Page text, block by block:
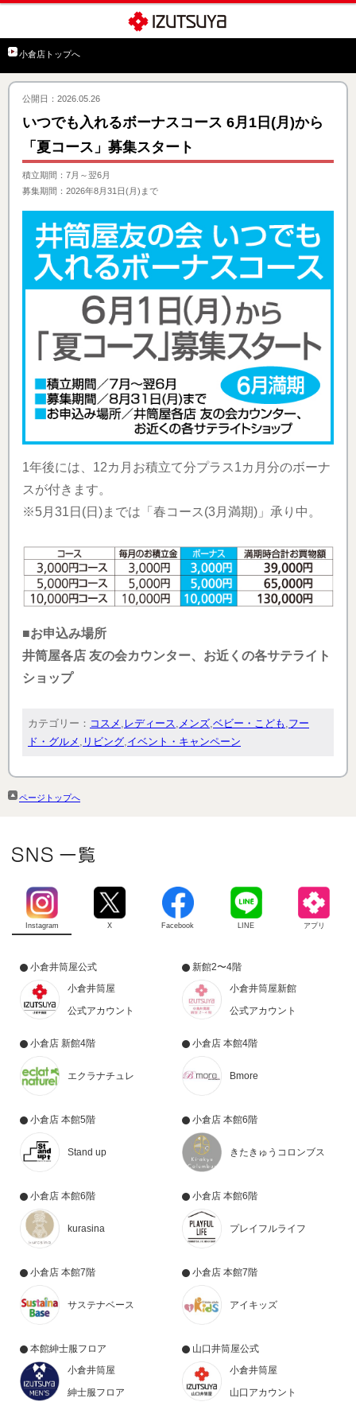
小倉店トップへ
公開日：2026.05.26
いつでも入れるボーナスコース 6月1日(月)から
「夏コース」募集スタート
積立期間：7月～翌6月
募集期間：2026年8月31日(月)まで
1年後には、12カ月お積立て分プラス1カ月分のボーナ
スが付きます。
※5月31日(日)までは「春コース(3月満期)」承り中。
■お申込み場所
井筒屋各店 友の会カウンター、お近くの各サテライト
ショップ
カテゴリー： コスメ , レディース, メンズ,ベビー・こども ,フー
ド・グルメ , リビング,イベント・キャンペーン
ページトップへ
Instagram X Facebook LINE アプリ
小倉井筒屋公式
小倉井筒屋
公式アカウント
新館2〜4階
小倉井筒屋新館
公式アカウント
小倉店 新館4階
エクラナチュレ
小倉店 本館4階
Bmore
小倉店 本館5階
Stand up
小倉店 本館6階
きたきゅうコロンブス
小倉店 本館6階
kurasina
小倉店 本館6階
プレイフルライフ
小倉店 本館7階
サステナベース
小倉店 本館7階
アイキッズ
本館紳士服フロア
小倉井筒屋
紳士服フロア
山口井筒屋公式
小倉井筒屋
山口アカウント